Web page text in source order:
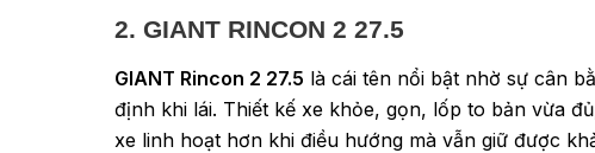
2. GIANT RINCON 2 27.5
GIANT Rincon 2 27.5 là cái tên nổi bật nhờ sự cân
định khi lái. Thiết kế xe khỏe, gọn, lốp to bản vừa
xe linh hoạt hơn khi điều hướng mà vẫn giữ được